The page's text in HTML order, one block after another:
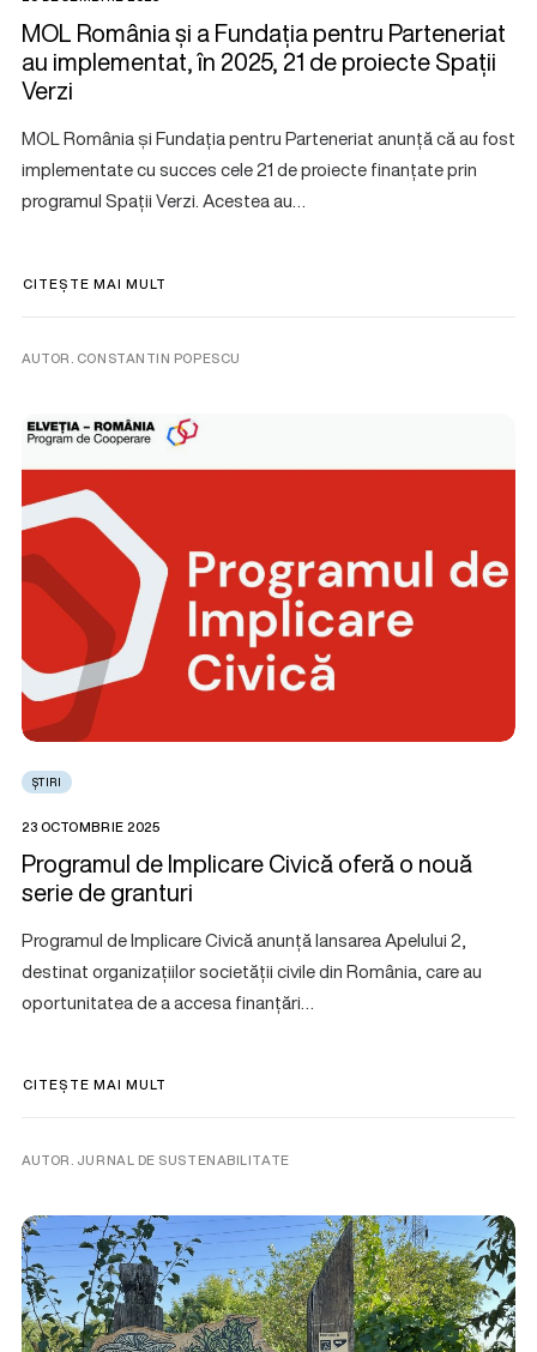
MOL România și a Fundația pentru Parteneriat
au implementat, în 2025, 21 de proiecte Spații
Verzi
MOL România și Fundația pentru Parteneriat anunță că au fost
implementate cu succes cele 21 de proiecte finanțate prin
programul Spații Verzi. Acestea au…
CITEȘTE MAI MULT
AUTOR. CONSTANTIN POPESCU
ȘTIRI
23 OCTOMBRIE 2025
Programul de Implicare Civică oferă o nouă
serie de granturi
Programul de Implicare Civică anunță lansarea Apelului 2,
destinat organizațiilor societății civile din România, care au
oportunitatea de a accesa finanțări…
CITEȘTE MAI MULT
AUTOR. JURNAL DE SUSTENABILITATE